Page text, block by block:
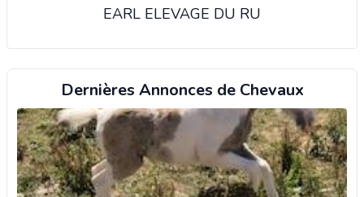
EARL ELEVAGE DU RU
Dernières Annonces de Chevaux